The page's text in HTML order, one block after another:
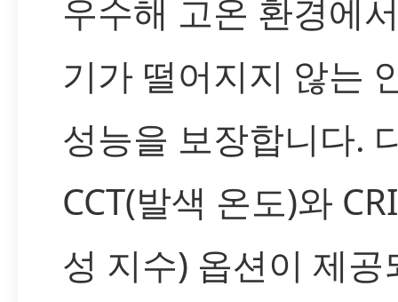
우수해 고온 환경에
기가 떨어지지 않는
성능을 보장합니다.
CCT(발색 온도)와
성 지수) 옵션이 제공